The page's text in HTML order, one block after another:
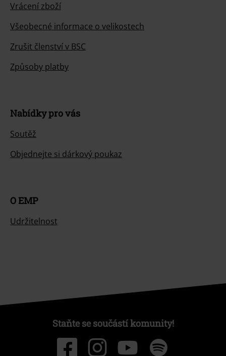
Vrácení zboží
Všeobecné informace o velikostech
Zrušit členství v BSC
Způsoby platby
Nabídky pro vás
Soutěž
Objednejte si dárkový poukaz
O EMP
Udržitelnost
Staňte se součástí komunity!